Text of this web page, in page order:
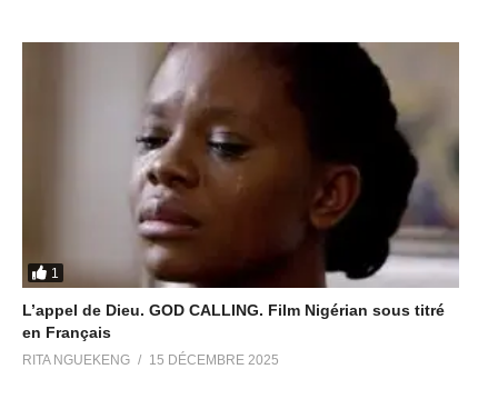
1
L’appel de Dieu. GOD CALLING. Film Nigérian sous titré
en Français
RITA NGUEKENG 15 DÉCEMBRE 2025